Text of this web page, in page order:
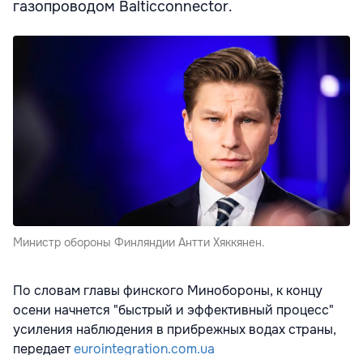
газопроводом Balticconnector.
Министр обороны Финляндии Антти Хяккянен.
По словам главы финского Минобороны, к концу
осени начнется "быстрый и эффективный процесс"
усиления наблюдения в прибрежных водах страны,
передаетeurointegration.com.ua